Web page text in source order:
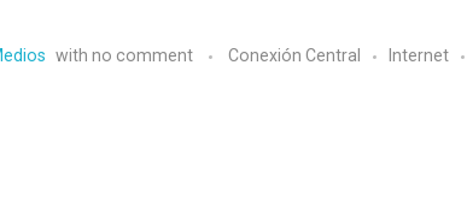
with no comment Conexión Central Internet